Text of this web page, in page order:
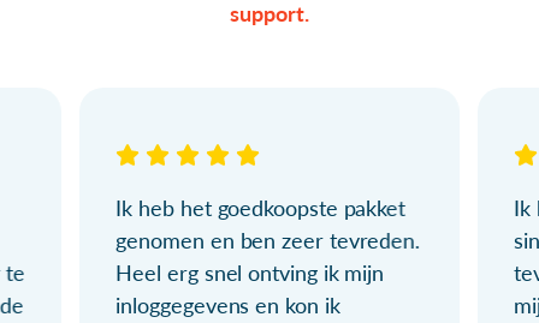
support.
te
Ik heb het goedkoopste pakket
genomen en ben zeer tevreden.
Heel erg snel ontving ik mijn
inloggegevens en kon ik
Ik